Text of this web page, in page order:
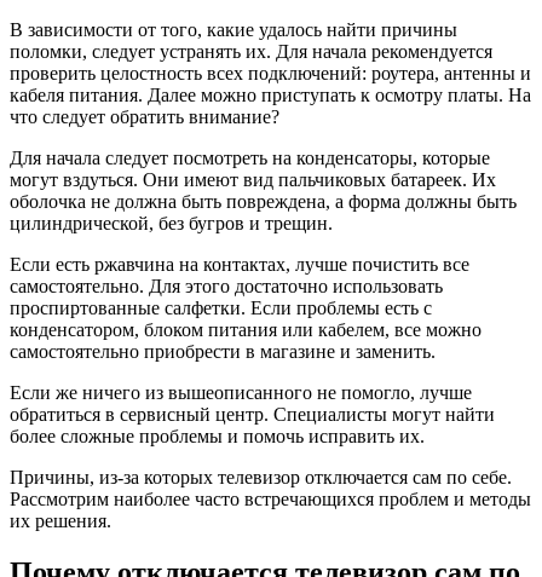
В зависимости от того, какие удалось найти причины
поломки, следует устранять их. Для начала рекомендуется
проверить целостность всех подключений: роутера, антенны и
кабеля питания. Далее можно приступать к осмотру платы. На
что следует обратить внимание?
Для начала следует посмотреть на конденсаторы, которые
могут вздуться. Они имеют вид пальчиковых батареек. Их
оболочка не должна быть повреждена, а форма должны быть
цилиндрической, без бугров и трещин.
Если есть ржавчина на контактах, лучше почистить все
самостоятельно. Для этого достаточно использовать
проспиртованные салфетки. Если проблемы есть с
конденсатором, блоком питания или кабелем, все можно
самостоятельно приобрести в магазине и заменить.
Если же ничего из вышеописанного не помогло, лучше
обратиться в сервисный центр. Специалисты могут найти
более сложные проблемы и помочь исправить их.
Причины, из-за которых телевизор отключается сам по себе.
Рассмотрим наиболее часто встречающихся проблем и методы
их решения.